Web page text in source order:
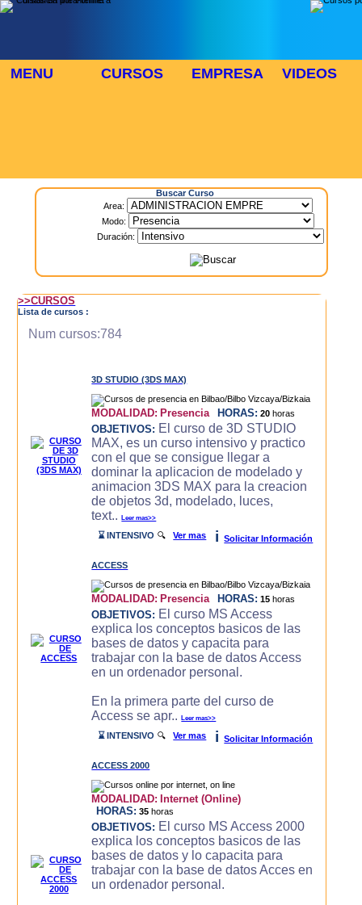
MENU CURSOS EMPRESA VIDEOS
Buscar Curso
Area:
Modo:
Duración:
>>CURSOS
Lista de cursos :
Num cursos:784
3D STUDIO (3DS MAX)
MODALIDAD: Presencia HORAS: 20 horas
OBJETIVOS: El curso de 3D STUDIO
MAX, es un curso intensivo y practico
con el que se consigue llegar a
dominar la aplicacion de modelado y
animacion 3DS MAX para la creacion
de objetos 3d, modelado, luces,
text..Leer mas>>
⌛ INTENSIVO 🔍Ver mas i Solicitar Información
ACCESS
MODALIDAD: Presencia HORAS: 15 horas
OBJETIVOS: El curso MS Access
explica los conceptos basicos de las
bases de datos y capacita para
trabajar con la base de datos Access
en un ordenador personal.
En la primera parte del curso de
Access se apr..Leer mas>>
⌛ INTENSIVO 🔍Ver mas i Solicitar Información
ACCESS 2000
MODALIDAD: Internet (Online)
HORAS: 35 horas
OBJETIVOS: El curso MS Access 2000
explica los conceptos basicos de las
bases de datos y lo capacita para
trabajar con la base de datos Acces en
un ordenador personal.